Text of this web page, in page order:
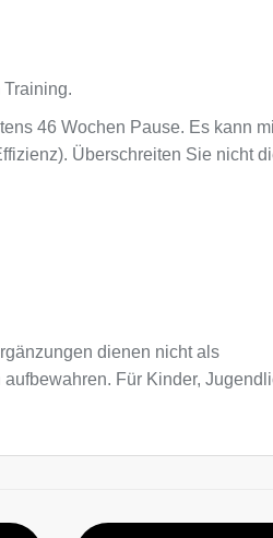
46 Wochen Pause. Es kann
Überschreiten Sie nicht
dienen nicht als
Für Kinder,